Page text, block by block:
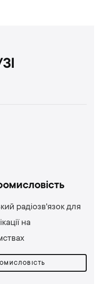
радіозв'язок для
на